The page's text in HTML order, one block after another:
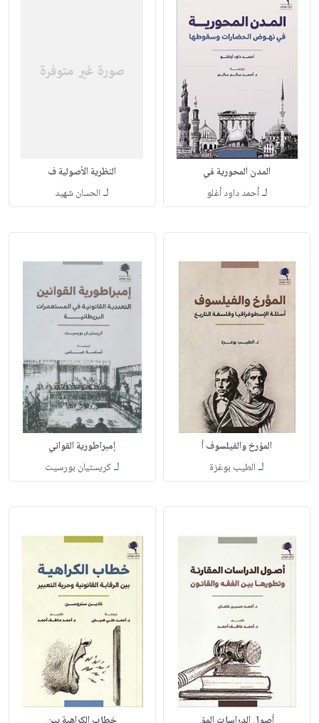
المدن المحورية في
لـأحمد داود أغلو
النظرية الأصولية ف
لـ الحسان شهيد
المؤرخ والفيلسوف أ
لـ الطيب بوغزة
إمبراطورية القواني
لـكريستيان بورسيت